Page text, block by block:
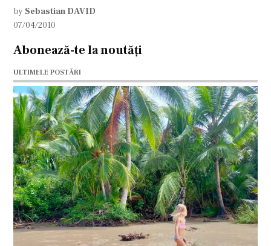
by Sebastian DAVID
07/04/2010
Abonează-te la noutăți
ULTIMELE POSTĂRI